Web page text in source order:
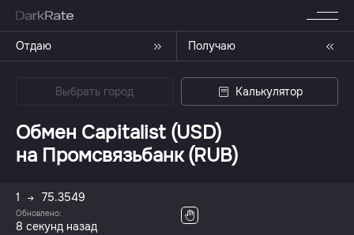
Отдаю Получаю
Выбрать город Калькулятор
Обмен Capitalist (USD)
на Промсвязьбанк (RUB)
1 75.3549
Обновлено:
8 секунд назад